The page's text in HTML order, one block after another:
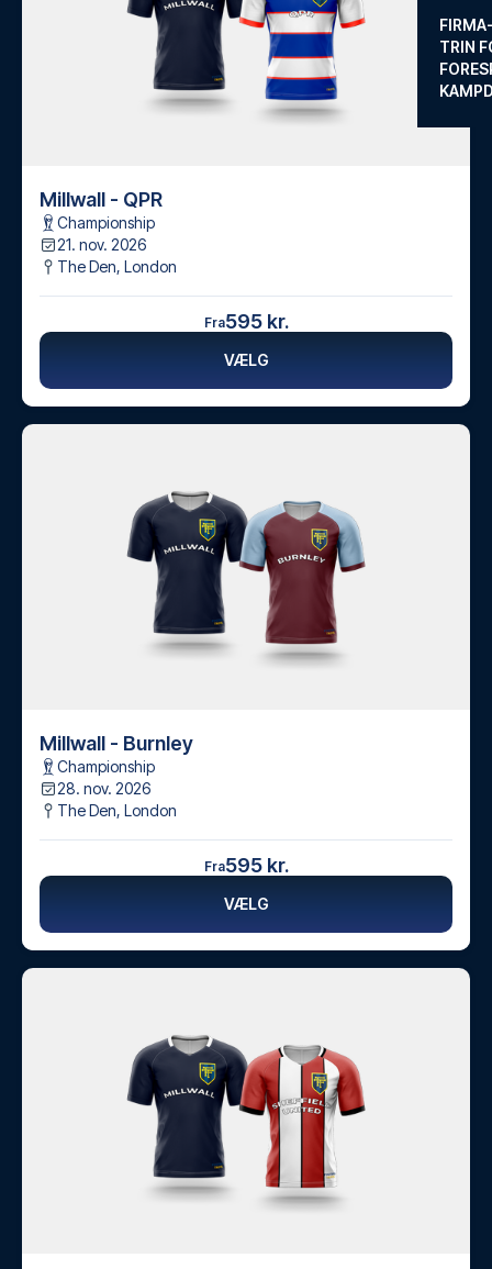
TRIN
Millwall - QPR
Championship
21. nov. 2026
The Den, London
Fra595 kr.
VÆLG
Millwall - Burnley
Championship
28. nov. 2026
The Den, London
Fra595 kr.
VÆLG